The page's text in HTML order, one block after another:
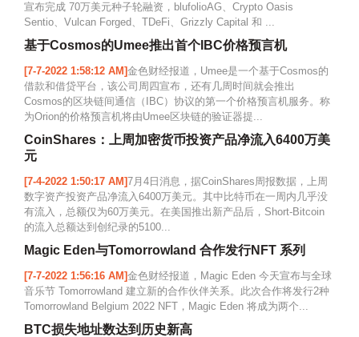
宣布完成 70万美元种子轮融资，blufolioAG、Crypto Oasis
Sentio、Vulcan Forged、TDeFi、Grizzly Capital 和 ...
基于Cosmos的Umee推出首个IBC价格预言机
[7-7-2022 1:58:12 AM]金色财经报道，Umee是一个基于Cosmos的
借款和借贷平台，该公司周四宣布，还有几周时间就会推出
Cosmos的区块链间通信（IBC）协议的第一个价格预言机服务。称
为Orion的价格预言机将由Umee区块链的验证器提...
CoinShares：上周加密货币投资产品净流入6400万美
元
[7-4-2022 1:50:17 AM]7月4日消息，据CoinShares周报数据，上周
数字资产投资产品净流入6400万美元。其中比特币在一周内几乎没
有流入，总额仅为60万美元。在美国推出新产品后，Short-Bitcoin
的流入总额达到创纪录的5100...
Magic Eden与Tomorrowland 合作发行NFT 系列
[7-7-2022 1:56:16 AM]金色财经报道，Magic Eden 今天宣布与全球
音乐节 Tomorrowland 建立新的合作伙伴关系。此次合作将发行2种
Tomorrowland Belgium 2022 NFT，Magic Eden 将成为两个...
BTC损失地址数达到历史新高